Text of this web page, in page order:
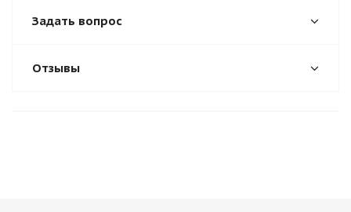
Задать вопрос
Отзывы